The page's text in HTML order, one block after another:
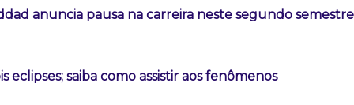
anuncia pausa na carreira neste segundo semestre
eclipses; saiba como assistir aos fenômenos